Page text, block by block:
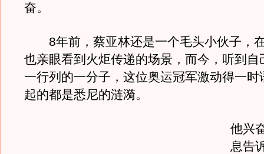
奋。
8年前，蔡亚林还是一个毛头小伙子，
也亲眼看到火炬传递的场景，而今，听到自
一行列的一分子，这位奥运冠军激动得一时
起的都是悉尼的涟漪。
他兴
息告